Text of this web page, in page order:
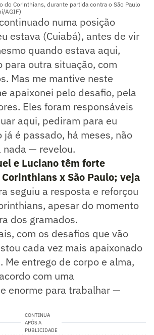
do Corinthians, durante partida contra o São Paulo
AGIF)
numa posição
estava (Cuiabá), antes de vir
quando estava aqui,
para outra situação, com
Mas me mantive neste
apaixonei pelo desafio, pela
Eles foram responsáveis
aqui, pediram para eu
já é passado, há meses, não
nada — revelou.
e Luciano têm forte
x São Paulo; veja
seguiu a resposta e reforçou
apesar do momento
dos gramados.
com os desafios que vão
cada vez mais apaixonado
Me entrego de corpo e alma,
com uma
enorme para trabalhar —
CONTINUA
APÓS A
PUBLICIDADE